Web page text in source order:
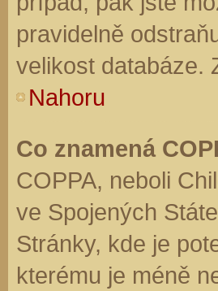
pravidelně
velikost databáze.
Nahoru
Co znamená
COPPA, neboli
ve Spojených
Stránky, kde je
kterému je méně